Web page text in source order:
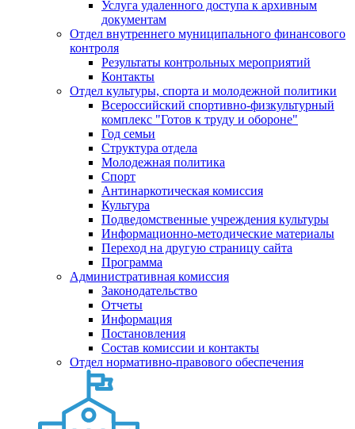
Услуга удаленного доступа к архивным
документам
Отдел внутреннего муниципального финансового
контроля
Результаты контрольных мероприятий
Контакты
Отдел культуры, спорта и молодежной политики
Всероссийский спортивно-физкультурный
комплекс "Готов к труду и обороне"
Год семьи
Структура отдела
Молодежная политика
Спорт
Антинаркотическая комиссия
Культура
Подведомственные учреждения культуры
Информационно-методические материалы
Переход на другую страницу сайта
Программа
Административная комиссия
Законодательство
Отчеты
Информация
Постановления
Состав комиссии и контакты
Отдел нормативно-правового обеспечения